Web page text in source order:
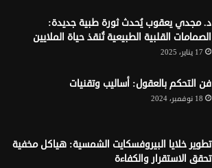
د. مجدي يعقوب يُحدث ثورة طبية جديدة:
الصمامات القلبية الطبيعية تُنقذ حياة الملايين
17 يناير، 2025
فن التحكم بالعقول: أساليب وتقنيات
18 نوفمبر، 2024
تطوير خلايا البيروفسكايت الشمسية: هياكل مخفية
تحقق الاستقرار والكفاءة